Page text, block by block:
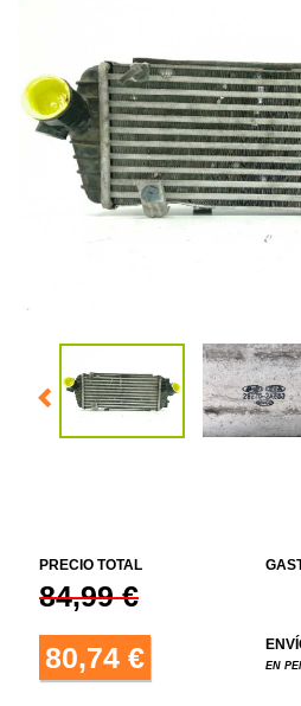
PRECIO TOTAL
84,99 €
80,74 €
EN